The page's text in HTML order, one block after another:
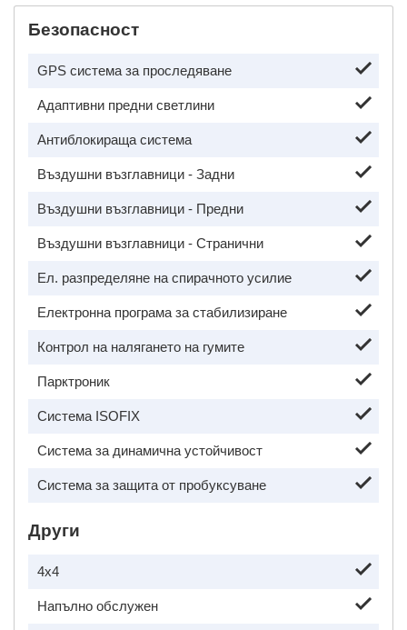
Безопасност
GPS система за проследяване
Адаптивни предни светлини
Антиблокираща система
Въздушни възглавници - Задни
Въздушни възглавници - Предни
Въздушни възглавници - Странични
Ел. разпределяне на спирачното усилие
Електронна програма за стабилизиране
Контрол на налягането на гумите
Парктроник
Система ISOFIX
Система за динамична устойчивост
Система за защита от пробуксуване
Други
4x4
Напълно обслужен